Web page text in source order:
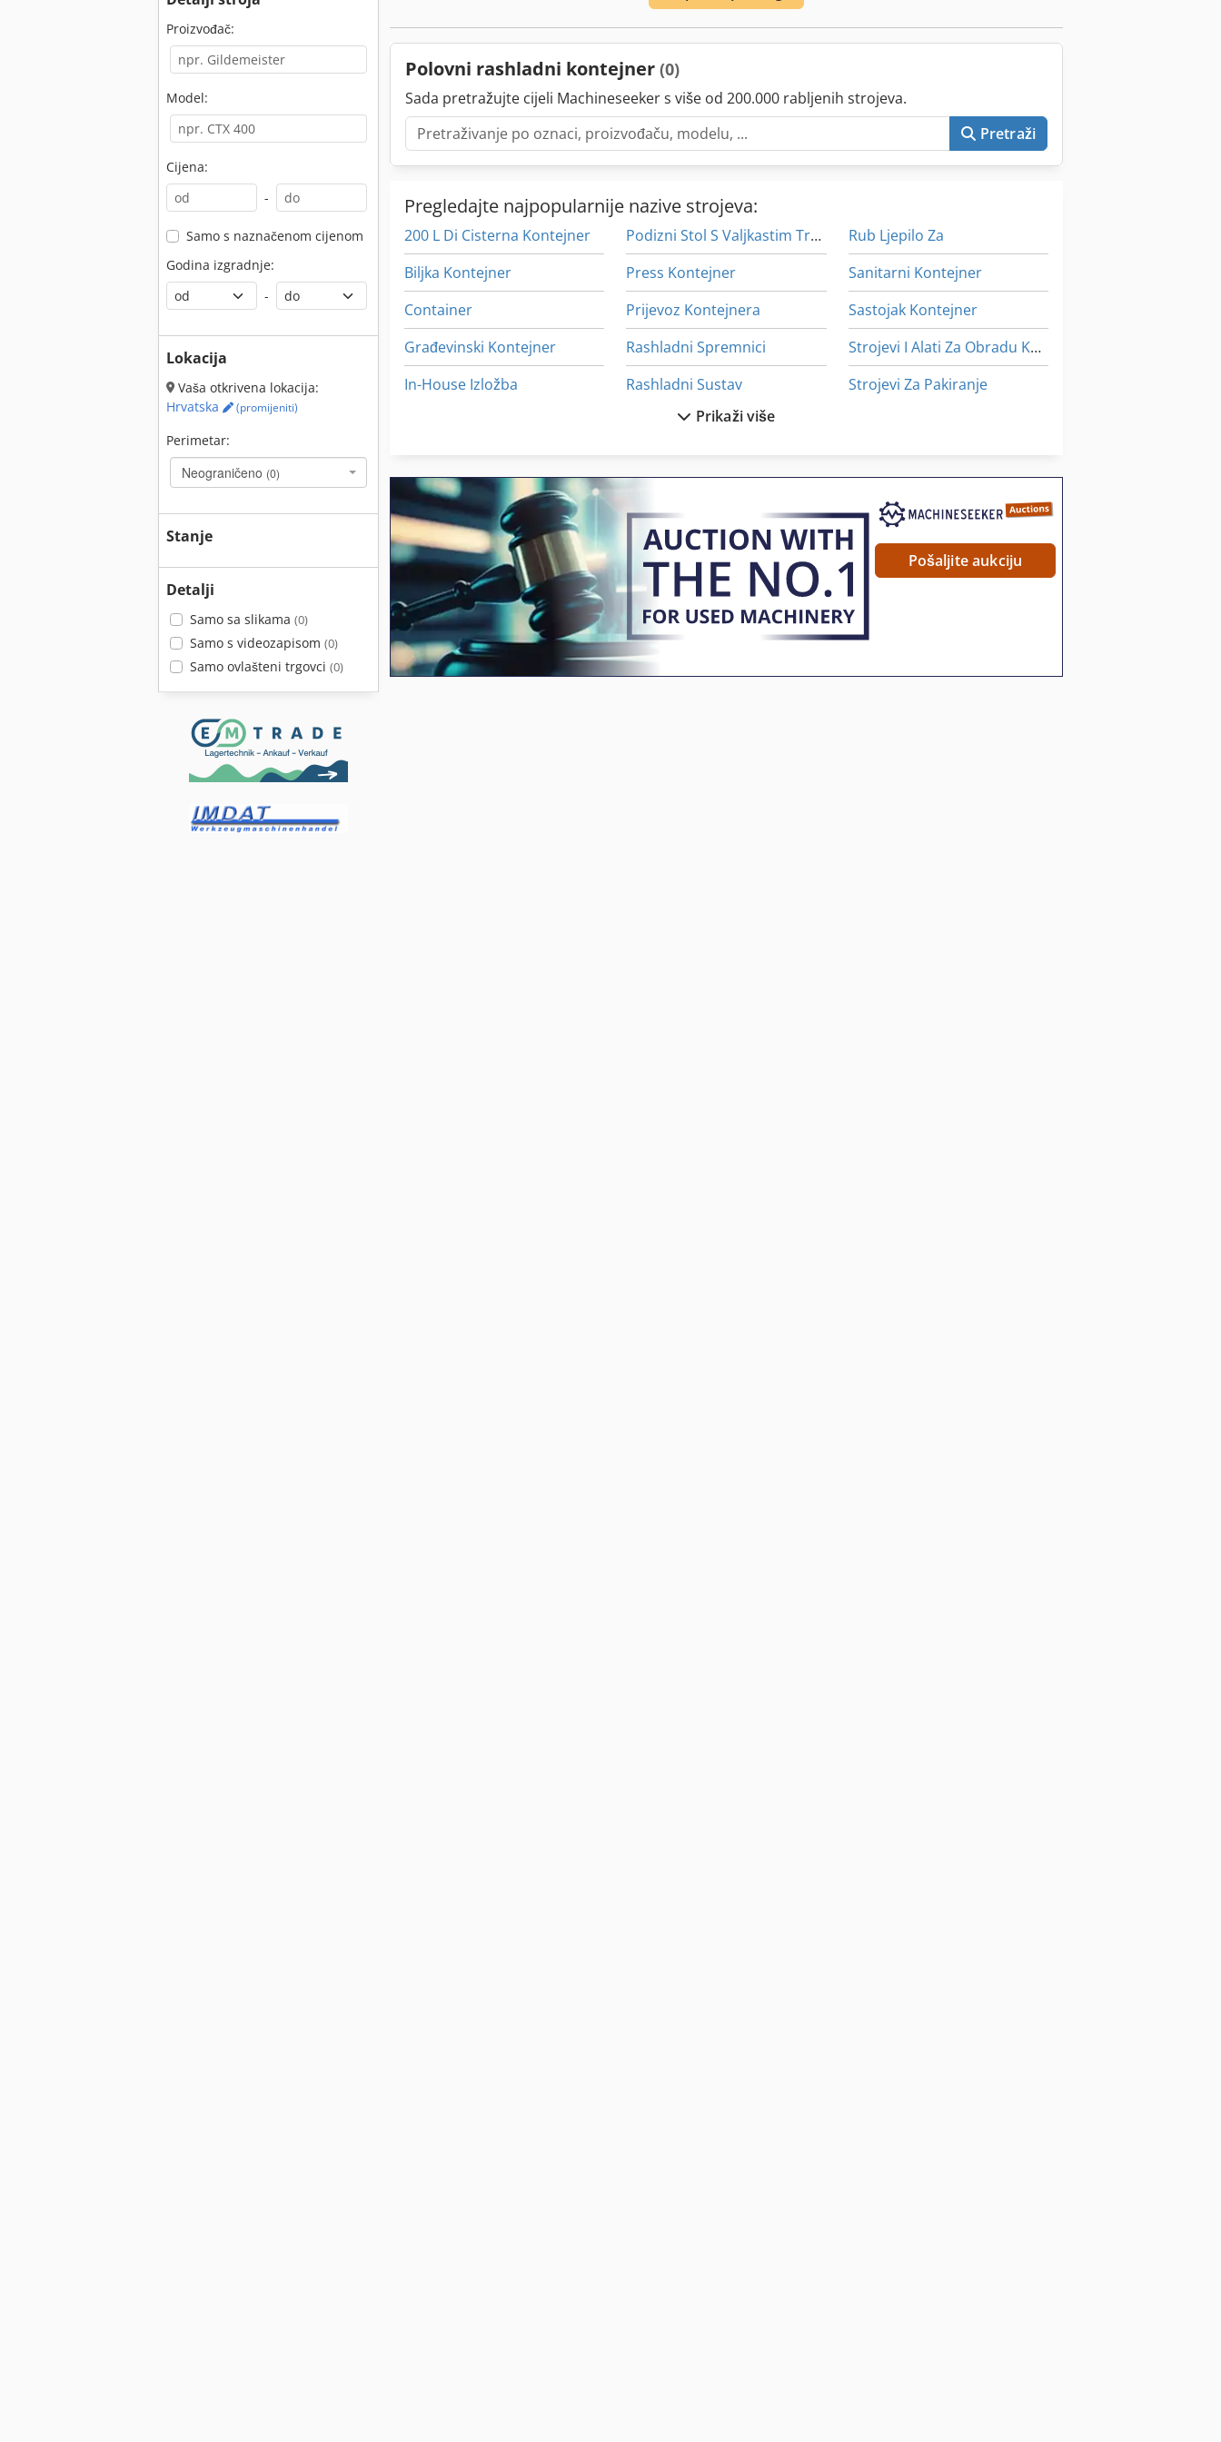
Proizvođač:
Model:
Cijena:
-
Samo s naznačenom cijenom
Godina izgradnje:
-
Lokacija
Vaša otkrivena lokacija:
Hrvatska
(promijeniti)
Perimetar:
Neograničeno (0)
Stanje
Detalji
Samo sa slikama (0)
Samo s videozapisom (0)
Samo ovlašteni trgovci (0)
Polovni rashladni kontejner (0)
Sada pretražujte cijeli Machineseeker s više od 200.000 rabljenih strojeva.
Pretraži
Pregledajte najpopularnije nazive strojeva:
200 L Di Cisterna Kontejner
Biljka Kontejner
Container
Građevinski Kontejner
In-House Izložba
Kontejner Okretanjem Uređaja
Kontejneri Za
Podizni Stol S Valjkastim Transporterima
Press Kontejner
Prijevoz Kontejnera
Rashladni Spremnici
Rashladni Sustav
Rashladni Sustavi
Rashladnim Kompresorima
Rub Ljepilo Za
Sanitarni Kontejner
Sastojak Kontejner
Strojevi I Alati Za Obradu Kamena
Strojevi Za Pakiranje
Prikaži više
Pošaljite aukciju